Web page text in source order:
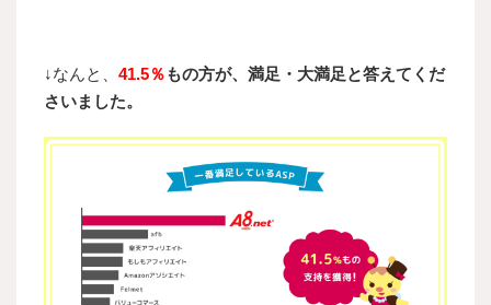
↓なんと、 41.5％もの方が、満足・大満足と答えてくだ
さいました。